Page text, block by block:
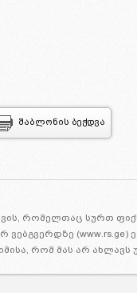
შაბლონის ბეჭდვა
რომელთაც სურთ
ვებგვერდზე
რომ მას არ